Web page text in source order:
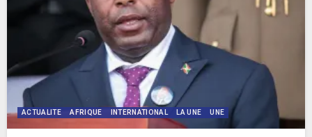
ACTUALITE AFRIQUE INTERNATIONAL LA UNE UNE